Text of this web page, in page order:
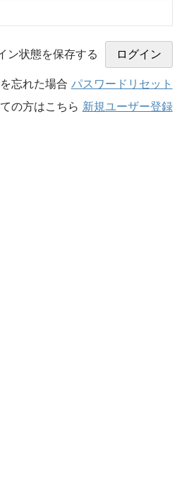
ン状態を保存する
忘れた場合 パスワードリセット
の方はこちら 新規ユーザー登録